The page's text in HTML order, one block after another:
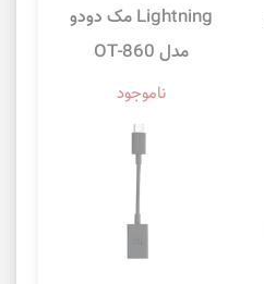
Lightning مک دودو
مدل OT-860
ناموجود